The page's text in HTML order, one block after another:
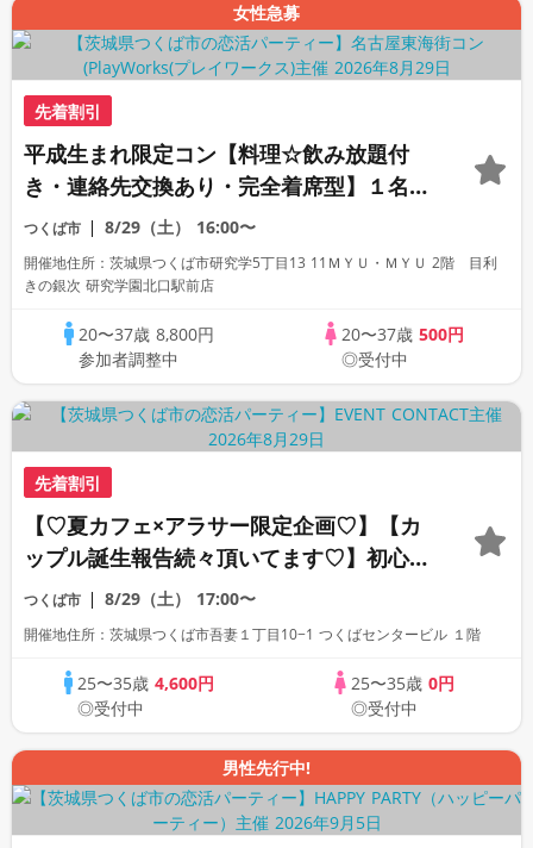
女性急募
先着割引
平成生まれ限定コン【料理☆飲み放題付
き・連絡先交換あり・完全着席型】１名参
加多数・初参加も大歓迎☆
つくば市 8/29（土） 16:00〜
開催地住所：茨城県つくば市研究学5丁目13 11ＭＹＵ・ＭＹＵ 2階 目利
きの銀次 研究学園北口駅前店
20〜37歳 8,800円
参加者調整中
20〜37歳 500円
◎受付中
先着割引
【♡夏カフェ×アラサー限定企画♡】【カ
ップル誕生報告続々頂いてます♡】初心者
にもオススメな1対1トークで話が広がる
つくば市 8/29（土） 17:00〜
開催地住所：茨城県つくば市吾妻１丁目10−1 つくばセンタービル １階
25〜35歳4,600円
◎受付中
25〜35歳 0円
◎受付中
男性先行中!